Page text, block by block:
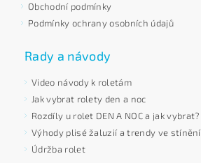
Obchodní podmínky
Podmínky ochrany osobních údajů
Rady a návody
Video návody k roletám
Jak vybrat rolety den a noc
Rozdíly u rolet DEN A NOC a jak vybrat?
Výhody plisé žaluzií a trendy ve stínění
Údržba rolet